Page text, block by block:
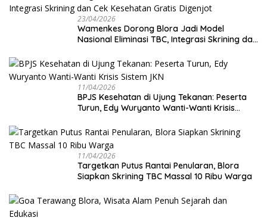
23/04/2026
Wamenkes Dorong Blora Jadi Model
Nasional Eliminasi TBC, Integrasi Skrining dan
11/04/2026
BPJS Kesehatan di Ujung Tekanan: Peserta
Turun, Edy Wuryanto Wanti-Wanti Krisis
11/04/2026
‎Targetkan Putus Rantai Penularan, Blora
Siapkan Skrining TBC Massal 10 Ribu Warga